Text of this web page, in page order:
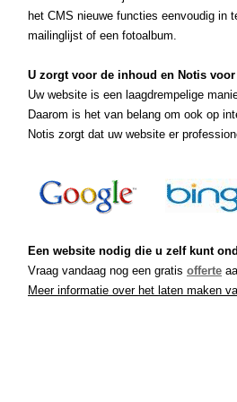
het CMS nieuwe functies eenvoudig in
mailinglijst of een fotoalbum.
U zorgt voor de inhoud en Notis
Uw website is een laagdrempelige
Daarom is het van belang om ook op
Notis zorgt dat uw website er
Een website nodig die u zelf kunt
Vraag vandaag nog een gratis offerte
Meer informatie over het laten maken